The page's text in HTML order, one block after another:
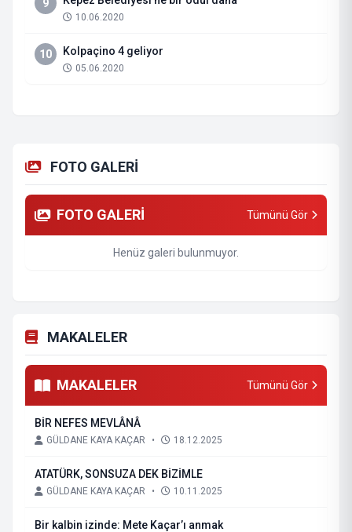
9
10.06.2020
10 Kolpaçino 4 geliyor
05.06.2020
FOTO GALERİ
FOTO GALERİ Tümünü Gör
Henüz galeri bulunmuyor.
MAKALELER
MAKALELER Tümünü Gör
BİR NEFES MEVLÂNÂ
GÜLDANE KAYA KAÇAR • 18.12.2025
ATATÜRK, SONSUZA DEK BİZİMLE
GÜLDANE KAYA KAÇAR • 10.11.2025
Bir kalbin izinde: Mete Kaçar’ı anmak